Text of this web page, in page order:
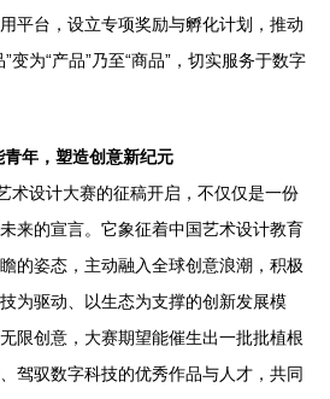
平台，设立专项奖励与孵化计划，推动
变为“产品”乃至“商品”，切实服务于数字
青年，塑造创意新纪元
术设计大赛的征稿开启，不仅仅是一份
来的宣言。它象征着中国艺术设计教育
的姿态，主动融入全球创意浪潮，积极
为驱动、以生态为支撑的创新发展模
限创意，大赛期望能催生出一批批植根
驾驭数字科技的优秀作品与人才，共同